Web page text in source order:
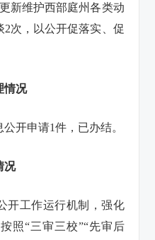
新维护西部庭州各类动
2次，以公开促落实、促
情况
开申请1件，已办结。
况
开工作运行机制，强化
照“三审三校”“先审后